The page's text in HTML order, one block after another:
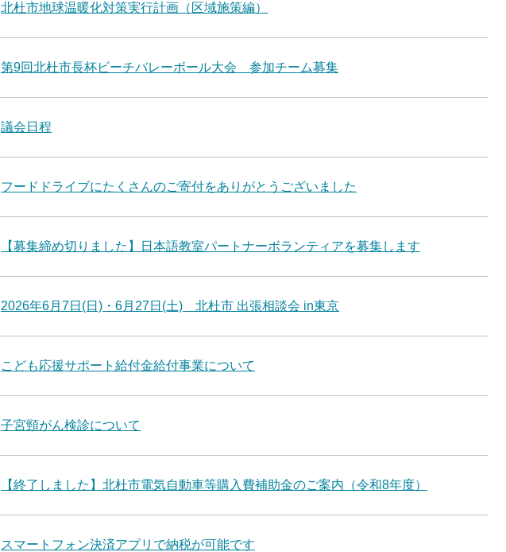
北杜市地球温暖化対策実行計画（区域施策編）
第9回北杜市長杯ビーチバレーボール大会 参加チーム募集
議会日程
フードドライブにたくさんのご寄付をありがとうございました
【募集締め切りました】日本語教室パートナーボランティアを募集します
2026年6月7日(日)・6月27日(土) 北杜市 出張相談会 in東京
こども応援サポート給付金給付事業について
子宮頸がん検診について
【終了しました】北杜市電気自動車等購入費補助金のご案内（令和8年度）
スマートフォン決済アプリで納税が可能です